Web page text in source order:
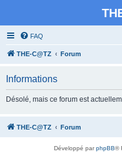
FAQ
THE-C@TZ Forum
Informations
Désolé, mais ce forum est
THE-C@TZ Forum
Développé parphpBB®